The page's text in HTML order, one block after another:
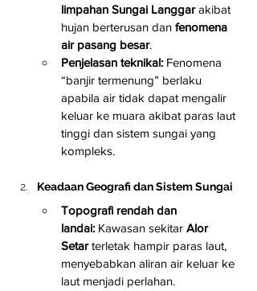
limpahan Sungai Langgar akibat
hujan berterusan dan fenomena
air pasang besar.
Penjelasan teknikal: Fenomena
“banjir termenung” berlaku
apabila air tidak dapat mengalir
keluar ke muara akibat paras laut
tinggi dan sistem sungai yang
kompleks.
Keadaan Geografi dan Sistem Sungai
Topografi rendah dan
landai: Kawasan sekitar Alor
Setar terletak hampir paras laut,
menyebabkan aliran air keluar ke
laut menjadi perlahan.